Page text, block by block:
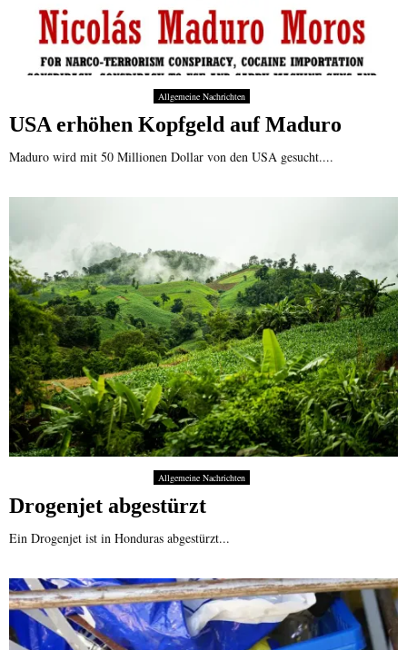
Allgemeine Nachrichten
USA erhöhen Kopfgeld auf Maduro
Maduro wird mit 50 Millionen Dollar von den USA gesucht....
Allgemeine Nachrichten
Drogenjet abgestürzt
Ein Drogenjet ist in Honduras abgestürzt...